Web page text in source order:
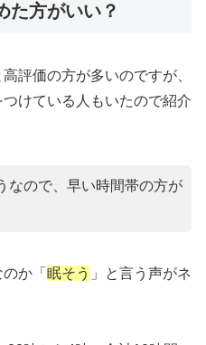
た方がいい？
評価の方が多いのですが、
けている人もいたので紹介
なので、早い時間帯の方が
か「 眠そう 」と言う声がネ